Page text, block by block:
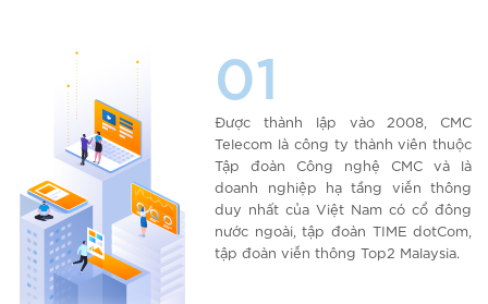
01
Được thành lập vào 2008, CMC
Telecom là công ty thành viên thuộc
Tập đoàn Công nghệ CMC và là
doanh nghiệp hạ tầng viễn thông
duy nhất của Việt Nam có cổ đông
nước ngoài, tập đoàn TIME dotCom,
tập đoàn viễn thông Top2 Malaysia.